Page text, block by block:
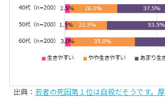
出典： 若者の死因第１位は自殺だそうです。